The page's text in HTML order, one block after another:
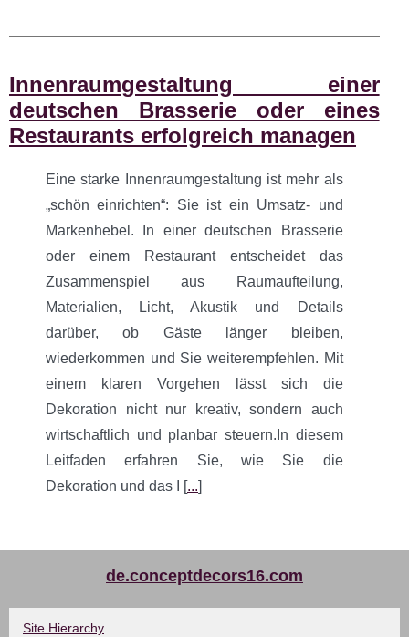
Innenraumgestaltung einer
deutschen Brasserie oder eines
Restaurants erfolgreich managen
Eine starke Innenraumgestaltung ist mehr als
„schön einrichten“: Sie ist ein Umsatz- und
Markenhebel. In einer deutschen Brasserie
oder einem Restaurant entscheidet das
Zusammenspiel aus Raumaufteilung,
Materialien, Licht, Akustik und Details
darüber, ob Gäste länger bleiben,
wiederkommen und Sie weiterempfehlen. Mit
einem klaren Vorgehen lässt sich die
Dekoration nicht nur kreativ, sondern auch
wirtschaftlich und planbar steuern.In diesem
Leitfaden erfahren Sie, wie Sie die
Dekoration und das I [...]
de.conceptdecors16.com
Site Hierarchy